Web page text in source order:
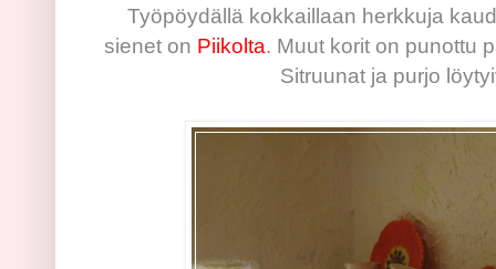
Työpöydällä kokkaillaan herkkuja
sienet on Piikolta. Muut korit on punottu
Sitruunat ja purjo